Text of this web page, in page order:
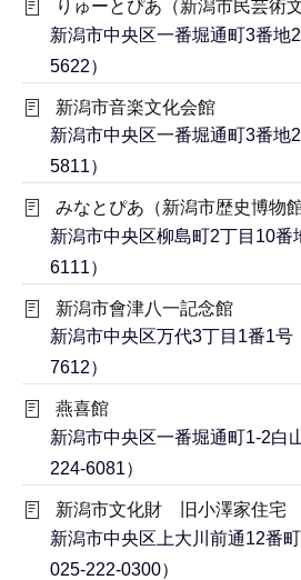
りゅーとぴあ（新潟市民芸術
新潟市中央区一番堀通町3番地
5622）
新潟市音楽文化会館
新潟市中央区一番堀通町3番地
5811）
みなとぴあ（新潟市歴史博物館
新潟市中央区柳島町2丁目10番
6111）
新潟市會津八一記念館
新潟市中央区万代3丁目1番1号
7612）
燕喜館
新潟市中央区一番堀通町1-2白
224-6081）
新潟市文化財 旧小澤家住宅
新潟市中央区上大川前通12番
025-222-0300）